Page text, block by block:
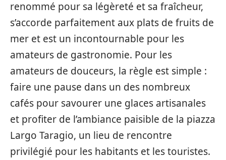
renommé pour sa légèreté et sa fraîcheur,
s’accorde parfaitement aux plats de fruits de
mer et est un incontournable pour les
amateurs de gastronomie. Pour les
amateurs de douceurs, la règle est simple :
faire une pause dans un des nombreux
cafés pour savourer une glaces artisanales
et profiter de l’ambiance paisible de la piazza
Largo Taragio, un lieu de rencontre
privilégié pour les habitants et les touristes.